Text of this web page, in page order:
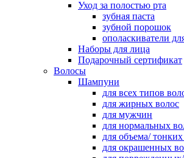
Уход за полостью рта
зубная паста
зубной порошок
ополаскиватели
Наборы для лица
Подарочный сертификат
Волосы
Шампуни
для всех типов
для жирных волос
для мужчин
для нормальных
для объема/
для окрашенных